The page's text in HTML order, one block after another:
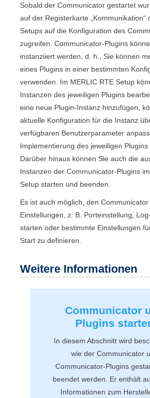
Sobald derCommunicator gestartet
auf der Registerkarte „ Kommunikation“
Setups auf die Konfiguration des
zugreifen.Communicator-Plugins
instanziiert werden, d. h., Sie können
eines Plugins in einer bestimmten
verwenden. Im MERLIC RTE Setup
Instanzen des jeweiligen Plugins
eine neue Plugin-Instanz hinzufügen,
aktuelle Konfiguration für die Instanz
verfügbaren Benutzerparameter
Implementierung des jeweiligen Plugins
Darüber hinaus können Sie auch die
Instanzen derCommunicator-Plugins im
Setup starten und beenden.
Es ist auch möglich, denCommunicator
Einstellungen, z. B. Porteinstellung,
starten oder bestimmte Einstellungen
Start zu definieren.
Weitere Informationen
Communicator
Plugins
In diesem Abschnitt wird
wie der Communicator
Communicator-Plugins
beendet werden. Er enthält
Informationen zum